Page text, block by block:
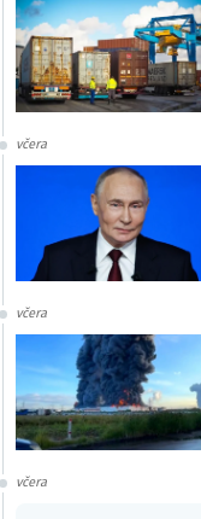
včera
včera
včera